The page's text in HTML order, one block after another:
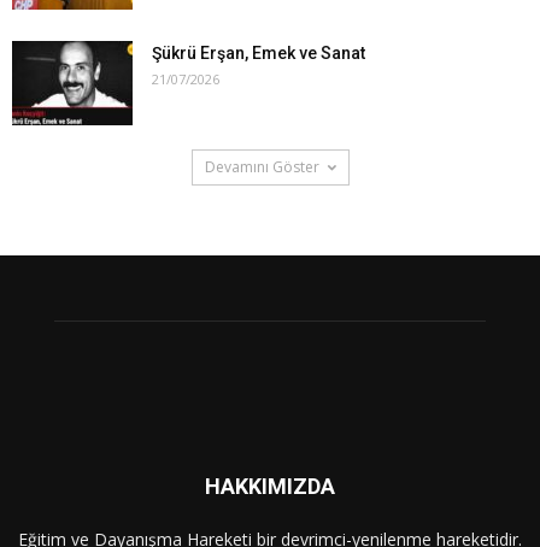
Şükrü Erşan, Emek ve Sanat
21/07/2026
Devamını Göster
HAKKIMIZDA
Eğitim ve Dayanışma Hareketi bir devrimci-yenilenme hareketidir.